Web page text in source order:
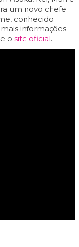
um novo chefe
conhecido
informações
o site oficial.